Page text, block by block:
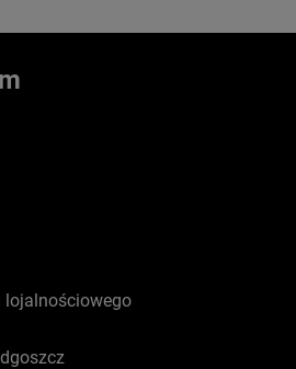
lojalnościowego